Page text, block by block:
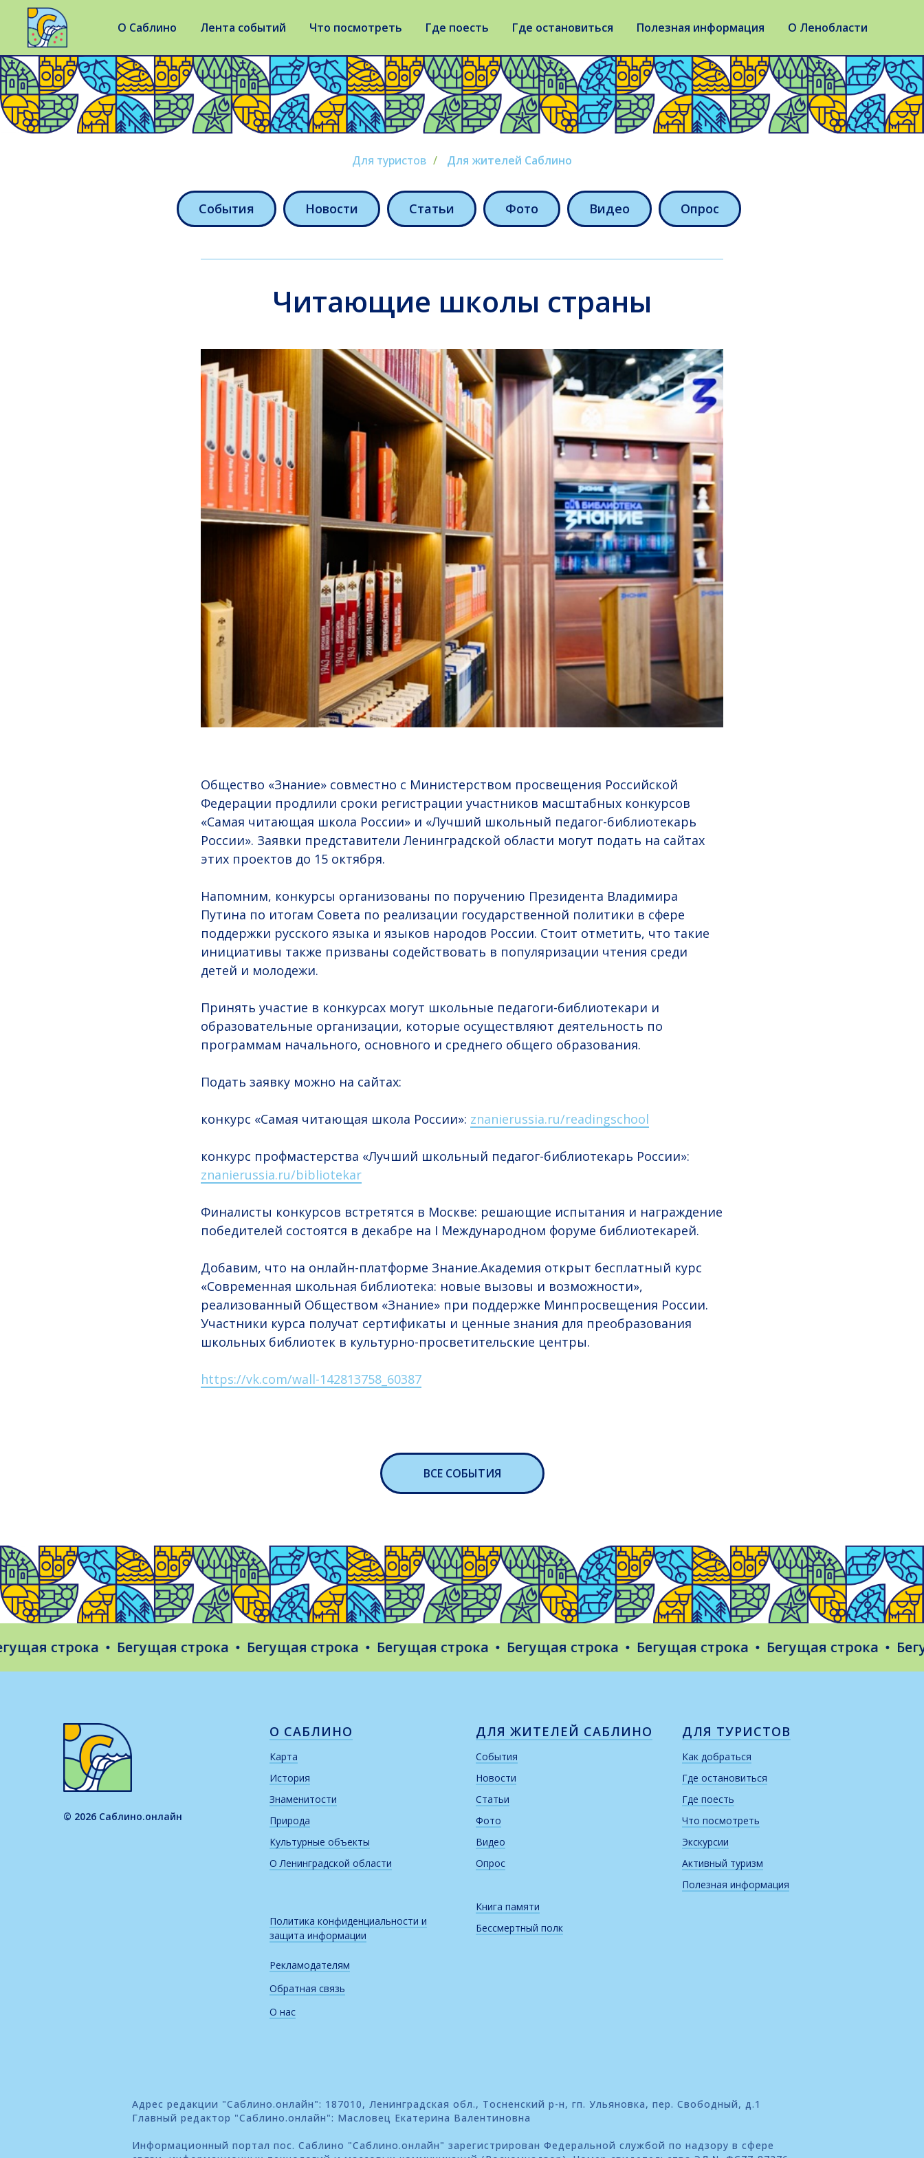
О Саблино Лента событий Что посмотреть Где поесть Где остановиться Полезная информация О Ленобласти
Для туристов / Для жителей Саблино
События Новости Статьи Фото Видео Опрос
Читающие школы страны
Общество «Знание» совместно с Министерством просвещения Российской
Федерации продлили сроки регистрации участников масштабных конкурсов
«Самая читающая школа России» и «Лучший школьный педагог-библиотекарь
России». Заявки представители Ленинградской области могут подать на сайтах
этих проектов до 15 октября.
Напомним, конкурсы организованы по поручению Президента Владимира
Путина по итогам Совета по реализации государственной политики в сфере
поддержки русского языка и языков народов России. Стоит отметить, что такие
инициативы также призваны содействовать в популяризации чтения среди
детей и молодежи.
Принять участие в конкурсах могут школьные педагоги-библиотекари и
образовательные организации, которые осуществляют деятельность по
программам начального, основного и среднего общего образования.
Подать заявку можно на сайтах:
конкурс «Самая читающая школа России»: znanierussia.ru/readingschool
конкурс профмастерства «Лучший школьный педагог-библиотекарь России»:
znanierussia.ru/bibliotekar
Финалисты конкурсов встретятся в Москве: решающие испытания и награждение
победителей состоятся в декабре на I Международном форуме библиотекарей.
Добавим, что на онлайн-платформе Знание.Академия открыт бесплатный курс
«Современная школьная библиотека: новые вызовы и возможности»,
реализованный Обществом «Знание» при поддержке Минпросвещения России.
Участники курса получат сертификаты и ценные знания для преобразования
школьных библиотек в культурно-просветительские центры.
https://vk.com/wall-142813758_60387
ВСЕ СОБЫТИЯ
строка Бегущая строка Бегущая строка Бегущая строка Бегущая строка Бегущая строка Бегущая строка
© 2026 Саблино.онлайн
О САБЛИНО
Карта
История
Знаменитости
Природа
Культурные объекты
О Ленинградской области
Политика конфиденциальности и
защита информации
Рекламодателям
Обратная связь
О нас
ДЛЯ ЖИТЕЛЕЙ САБЛИНО
События
Новости
Статьи
Фото
Видео
Опрос
Книга памяти
Бессмертный полк
ДЛЯ ТУРИСТОВ
Как добраться
Где остановиться
Где поесть
Что посмотреть
Экскурсии
Активный туризм
Полезная информация
Адрес редакции "Саблино.онлайн": 187010, Ленинградская обл., Тосненский р-н, гп. Ульяновка, пер. Свободный, д.1
Главный редактор "Саблино.онлайн": Масловец Екатерина Валентиновна
Информационный портал пос. Саблино "Саблино.онлайн" зарегистрирован Федеральной службой по надзору в сфере